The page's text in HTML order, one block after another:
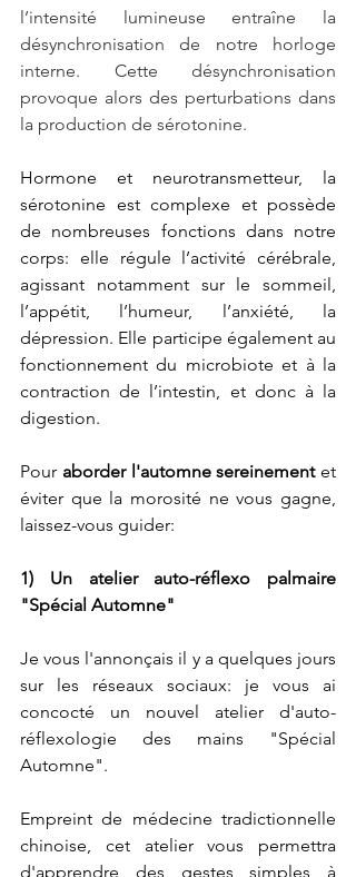
l’intensité lumineuse entraîne la
désynchronisation de notre horloge
interne. Cette désynchronisation
provoque alors des perturbations dans
la production de sérotonine.
Hormone et neurotransmetteur, la
sérotonine est complexe et possède
de nombreuses fonctions dans notre
corps: elle régule l’activité cérébrale,
agissant notamment sur le sommeil,
l’appétit, l’humeur, l’anxiété, la
dépression. Elle participe également au
fonctionnement du microbiote et à la
contraction de l’intestin, et donc à la
digestion.
Pour aborder l'automne sereinement et
éviter que la morosité ne vous gagne,
laissez-vous guider:
1) Un atelier auto-réflexo palmaire
"Spécial Automne"
Je vous l'annonçais il y a quelques jours
sur les réseaux sociaux: je vous ai
concocté un nouvel atelier d'auto-
réflexologie des mains "Spécial
Automne".
Empreint de médecine tradictionnelle
chinoise, cet atelier vous permettra
d'apprendre des gestes simples à